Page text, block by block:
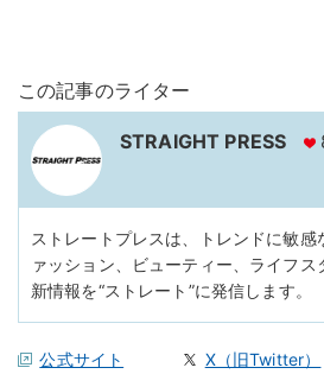
この記事のライター
STRAIGHT PRESS
ストレートプレスは、トレンドに敏感
ァッション、ビューティー、ライフ
新情報を“ストレート”に発信します。
公式サイト X（旧Twitter）